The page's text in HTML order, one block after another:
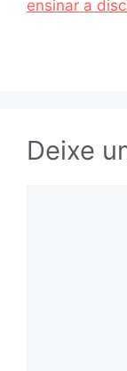
ensinar a
Deixe